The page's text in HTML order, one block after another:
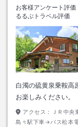
お客様アンケート評価
るるぶトラベル評価
白濁の硫黄泉乗鞍高
お楽しみください。
アクセス：
ＪＲ中
島々駅下車→バス松本